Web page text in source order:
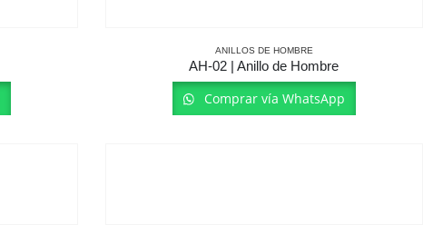
ANILLOS DE HOMBRE
AH-02 | Anillo de Hombre
Comprar vía WhatsApp